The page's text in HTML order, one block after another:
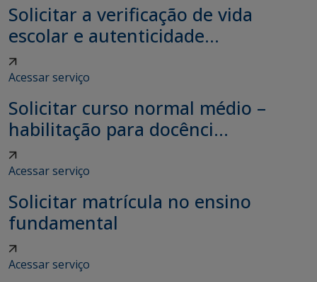
Solicitar a verificação de vida
escolar e autenticidade...
Acessar serviço
Solicitar curso normal médio –
habilitação para docênci...
Acessar serviço
Solicitar matrícula no ensino
fundamental
Acessar serviço